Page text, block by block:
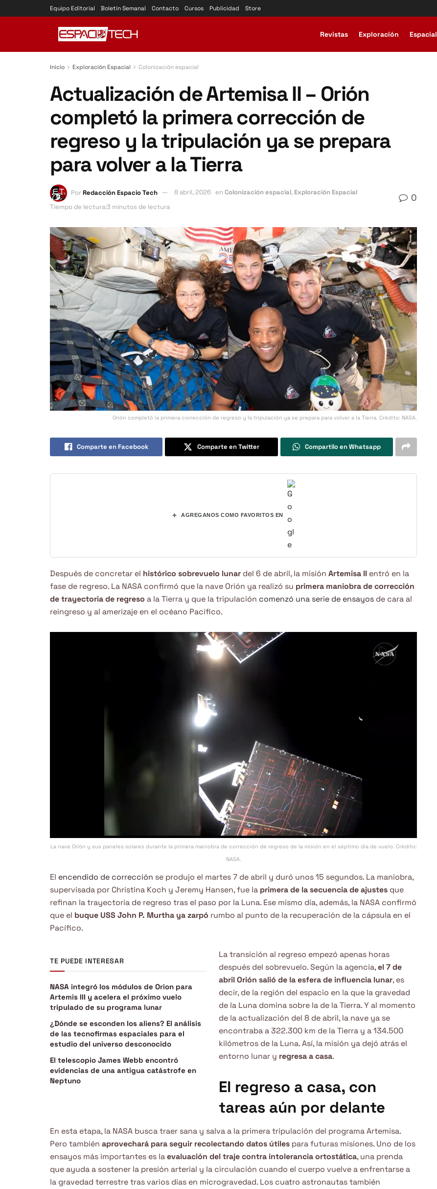
Equipo Editorial Boletín Semanal Contacto Cursos Publicidad Store
Revistas Exploración Espacial
Inicio Exploración Espacial Colonización espacial
Actualización de Artemisa II – Orión
completó la primera corrección de
regreso y la tripulación ya se prepara
para volver a la Tierra
PorRedacción Espacio Tech 8 abril, 2026 en Colonización espacial, Exploración Espacial
Tiempo de lectura:3 minutos de lectura
0
Orión completó la primera corrección de regreso y la tripulación ya se prepara para volver a la Tierra. Crédito: NASA.
Comparte en Facebook Comparte en Twitter Compartilo en Whatsapp
+ AGREGANOS COMO FAVORITOS EN
Después de concretar el histórico sobrevuelo lunar del 6 de abril, la misión Artemisa II entró en la
fase de regreso. La NASA confirmó que la nave Orión ya realizó su primera maniobra de corrección
de trayectoria de regreso a la Tierra y que la tripulación comenzó una serie de ensayos de cara al
reingreso y al amerizaje en el océano Pacífico.
La nave Orión y sus paneles solares durante la primera maniobra de corrección de regreso de la misión en el séptimo día de vuelo. Crédito:
NASA.
El encendido de corrección se produjo el martes 7 de abril y duró unos 15 segundos. La maniobra,
supervisada por Christina Koch y Jeremy Hansen, fue la primera de la secuencia de ajustes que
refinan la trayectoria de regreso tras el paso por la Luna. Ese mismo día, además, la NASA confirmó
que el buque USS John P. Murtha ya zarpó rumbo al punto de la recuperación de la cápsula en el
Pacífico.
TE PUEDE INTERESAR
NASA integró los módulos de Orion para
Artemis III y acelera el próximo vuelo
tripulado de su programa lunar
¿Dónde se esconden los aliens? El análisis
de las tecnofirmas espaciales para el
estudio del universo desconocido
El telescopio James Webb encontró
evidencias de una antigua catástrofe en
Neptuno
La transición al regreso empezó apenas horas
después del sobrevuelo. Según la agencia,el 7 de
abril Orión salió de la esfera de influencia lunar, es
decir, de la región del espacio en la que la gravedad
de la Luna domina sobre la de la Tierra. Y al momento
de la actualización del 8 de abril, la nave ya se
encontraba a 322.300 km de la Tierra y a 134.500
kilómetros de la Luna. Así, la misión ya dejó atrás el
entorno lunar y regresa a casa.
El regreso a casa, con
tareas aún por delante
En esta etapa, la NASA busca traer sana y salva a la primera tripulación del programa Artemisa.
Pero también aprovechará para seguir recolectando datos útiles para futuras misiones. Uno de los
ensayos más importantes es laevaluación del traje contra intolerancia ortostática, una prenda
que ayuda a sostener la presión arterial y la circulación cuando el cuerpo vuelve a enfrentarse a
la gravedad terrestre tras varios días en microgravedad. Los cuatro astronautas también